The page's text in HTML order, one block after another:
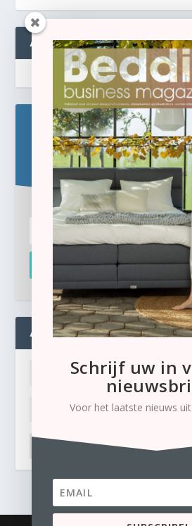
ABONNEREN
Blijf op de
Schrijf u hier in voor de
Inschrijven
ADMIN
Ik ben mijn wachtwoord
Schrijf uw in
Voor het laatste nieuws